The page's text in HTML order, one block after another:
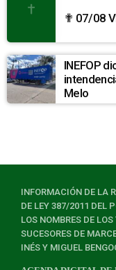
✟ 07/08
INEFOP
Melo
INFORMACIÓN DE LA
DE LEY 387/2011 DEL
LOS NOMBRES DE
SUCESORES DE
INÉS Y MIGUEL